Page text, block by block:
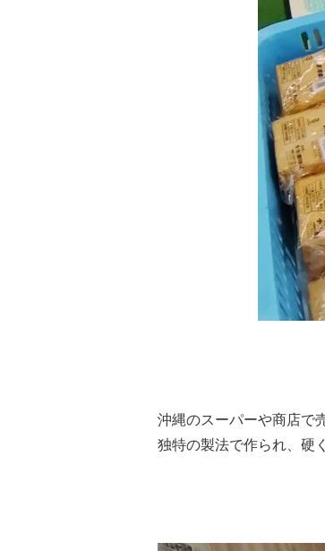
沖縄のスーパーや商店で
独特の製法で作られ、硬